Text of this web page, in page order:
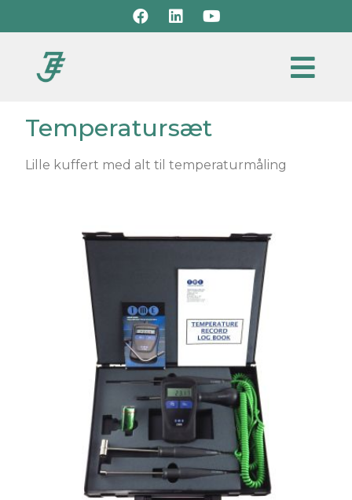
Temperatursæt
Lille kuffert med alt til temperaturmåling